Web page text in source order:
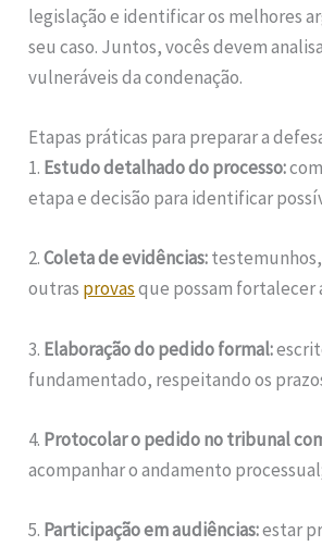
legislação e identificar os melhores
seu caso. Juntos, vocês devem
vulneráveis da condenação.
Etapas práticas para preparar a
1. Estudo detalhado do processo:
etapa e decisão para identificar
2.Coleta de evidências:
outras provasque possam fortalecer
3. Elaboração do pedido formal:
fundamentado, respeitando os
4. Protocolar o pedido no tribunal
acompanhar o andamento
5. Participação em audiências:estar